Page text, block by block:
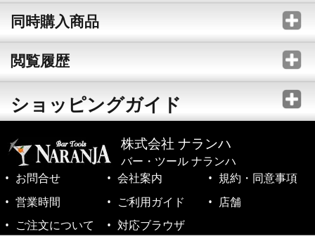
同時購入商品
閲覧履歴
ショッピングガイド
株式会社 ナランハ
バー・ツール ナランハ
お問合せ
会社案内
規約・同意事項
営業時間
ご利用ガイド
店舗
ご注文について
対応ブラウザ